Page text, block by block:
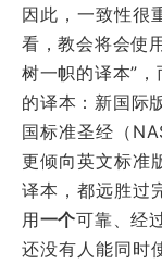
因此，一致性很
看，教会将会使
树一帜的译本”
的译本：新国际
国标准圣经（
更倾向英文标准
译本，都远胜过
用一个可靠、经
还没有人能同时